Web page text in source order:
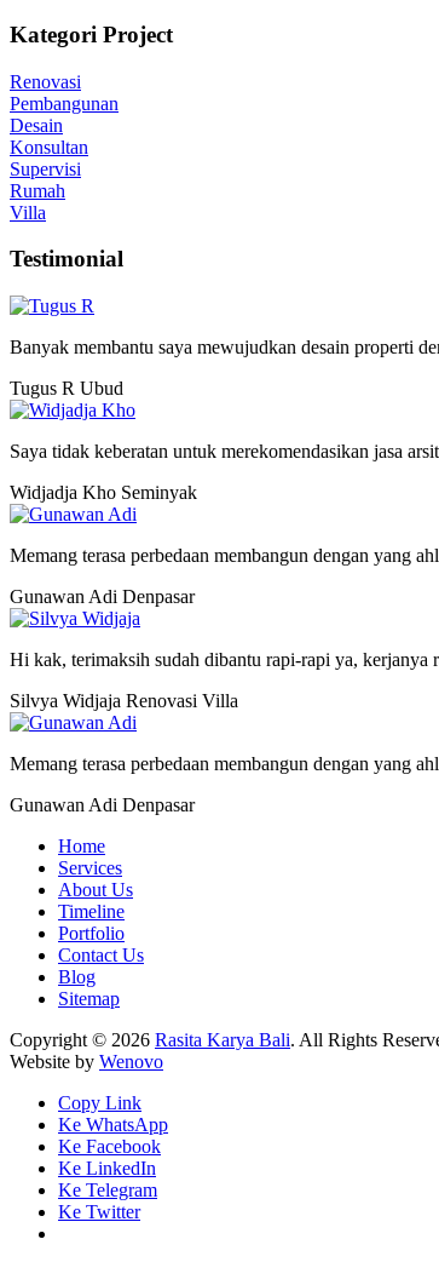
Kategori Project
Renovasi
Pembangunan
Desain
Konsultan
Supervisi
Rumah
Villa
Testimonial
Banyak membantu saya mewujudkan desain properti
Tugus R Ubud
Saya tidak keberatan untuk merekomendasikan jasa
Widjadja Kho Seminyak
Memang terasa perbedaan membangun dengan yang
Gunawan Adi Denpasar
Hi kak, terimaksih sudah dibantu rapi-rapi ya, kerjanya
Silvya Widjaja Renovasi Villa
Memang terasa perbedaan membangun dengan yang
Gunawan Adi Denpasar
Home
Services
About Us
Timeline
Portfolio
Contact Us
Blog
Sitemap
Copyright © 2026 Rasita Karya Bali. All Rights
Website by Wenovo
Copy Link
Ke WhatsApp
Ke Facebook
Ke LinkedIn
Ke Telegram
Ke Twitter